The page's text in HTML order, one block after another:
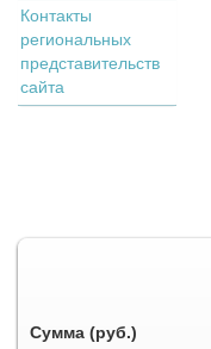
Контакты
региональных
представительств
сайта
Сумма (руб.)